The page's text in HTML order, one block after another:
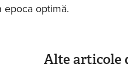
epoca optimă.
Alte articole